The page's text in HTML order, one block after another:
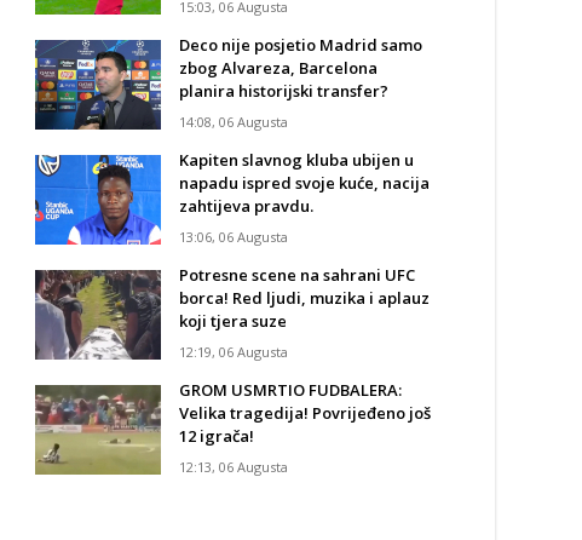
15:03, 06 Augusta
Deco nije posjetio Madrid samo
zbog Alvareza, Barcelona
planira historijski transfer?
14:08, 06 Augusta
Kapiten slavnog kluba ubijen u
napadu ispred svoje kuće, nacija
zahtijeva pravdu.
13:06, 06 Augusta
Potresne scene na sahrani UFC
borca! Red ljudi, muzika i aplauz
koji tjera suze
12:19, 06 Augusta
GROM USMRTIO FUDBALERA:
Velika tragedija! Povrijeđeno još
12 igrača!
12:13, 06 Augusta